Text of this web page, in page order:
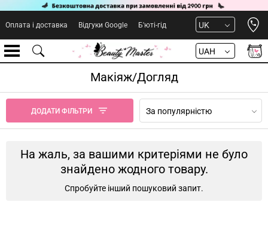
Оплата і доставка Відгуки Google Б'юті-гід UK
UAH
Макіяж/Догляд
ДОДАТИ ФІЛЬТРИ За популярністю
На жаль, за вашими критеріями не було
знайдено жодного товару.
Спробуйте інший пошуковий запит.